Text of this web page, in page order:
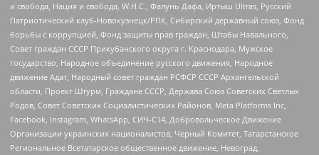
и свобода, Нация и свобода, W.H.С., Фалунь Дафа, Иртыш Ultras, Русский
Патриотический клуб-Новокузнецк/РПК, Сибирский державный союз, Фонд
борьбы с коррупцией, Фонд защиты прав граждан, Штабы Навального,
Совет граждан СССР Прикубанского округа г. Краснодара, Мужское
государство, Народное объединение русского движения, Народное
движение Адат, Народный совет граждан РСФСР СССР Архангельской
области, Проект Штурм, Граждане СССР, Держава Союз Советских Светлых
Родов, Совет Советских Социалистических Районов, Meta Platforms Inc,
Facebook, Instagram, WhatsApp, СИЧ-С14, Добровольческое Движение
Организации украинских националистов, Черный Комитет, Татарстанское
Региональное Всетатарское общественное движение, Невоград,